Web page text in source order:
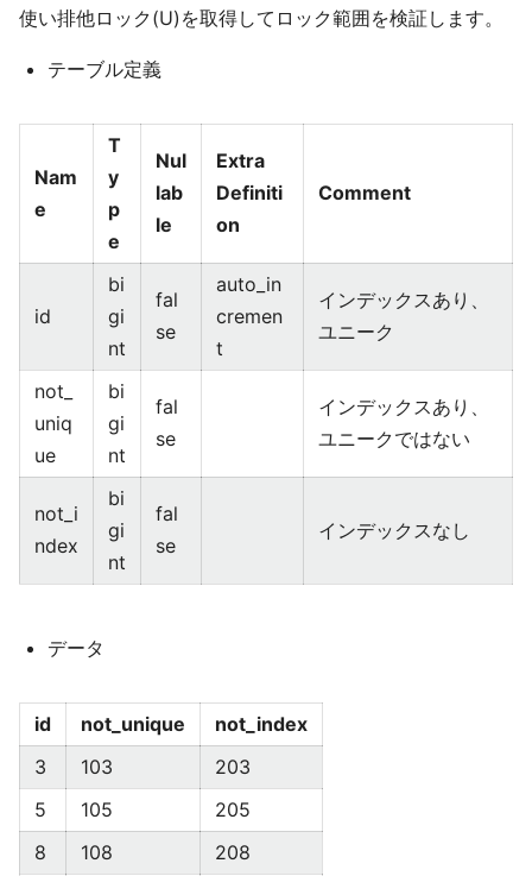
使い排他ロック(U)を取得してロック範囲を検証します。
テーブル定義
Nam
e
T
y
p
e
Nul
lab
le
Extra
Definiti
on
Comment
id
bi
gi
nt
fal
se
auto_in
cremen
t
インデックスあり、
ユニーク
not_
uniq
ue
bi
gi
nt
fal
se
インデックスあり、
ユニークではない
not_i
ndex
bi
gi
nt
fal
se
インデックスなし
データ
id not_unique
not_index
3
103
203
5
105
205
8
108
208